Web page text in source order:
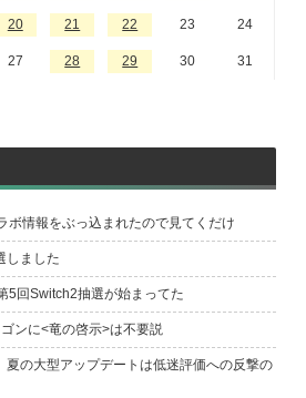
20 21 22 23 24
27 28 29 30 31
ボ情報をぶっ込まれたので見てくだけ
しました
5回Switch2抽選が始まってた
ゴンに<竜の啓示>は不要説
夏の大型アップデートは低迷評価への反撃の